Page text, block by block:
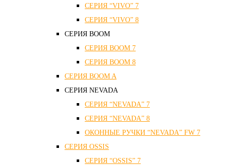
СЕРИЯ “VIVO” 7
СЕРИЯ “VIVO” 8
СЕРИЯ ВOOM
СЕРИЯ ВOOM 7
СЕРИЯ ВOOM 8
СЕРИЯ ВOOM A
СЕРИЯ NEVADA
СЕРИЯ “NEVADA” 7
СЕРИЯ “NEVADA” 8
ОКОННЫЕ РУЧКИ “NEVADA” FW 7
СЕРИЯ OSSIS
СЕРИЯ “OSSIS” 7